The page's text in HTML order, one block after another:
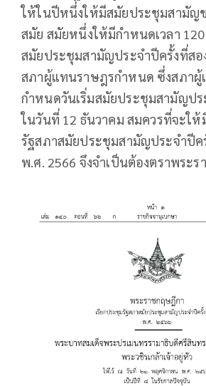
ให้ในปีหนึ่งให้มีสมัยประชุมสามัญ
สมัย สมัยหนึ่งให้มีกำหนดเวลา
สมัยประชุมสามัญประจำปีครั้งที่สอ
สภาผู้แทนราษฎรกำหนด ซึ่งสภาผู้
กำหนดวันเริ่มสมัยประชุมสามัญปร
ในวันที่ 12 ธันวาคม สมควรที่จะให้
รัฐสภาสมัยประชุมสามัญประจำปี
พ.ศ. 2566 จึงจำเป็นต้องตราพระ